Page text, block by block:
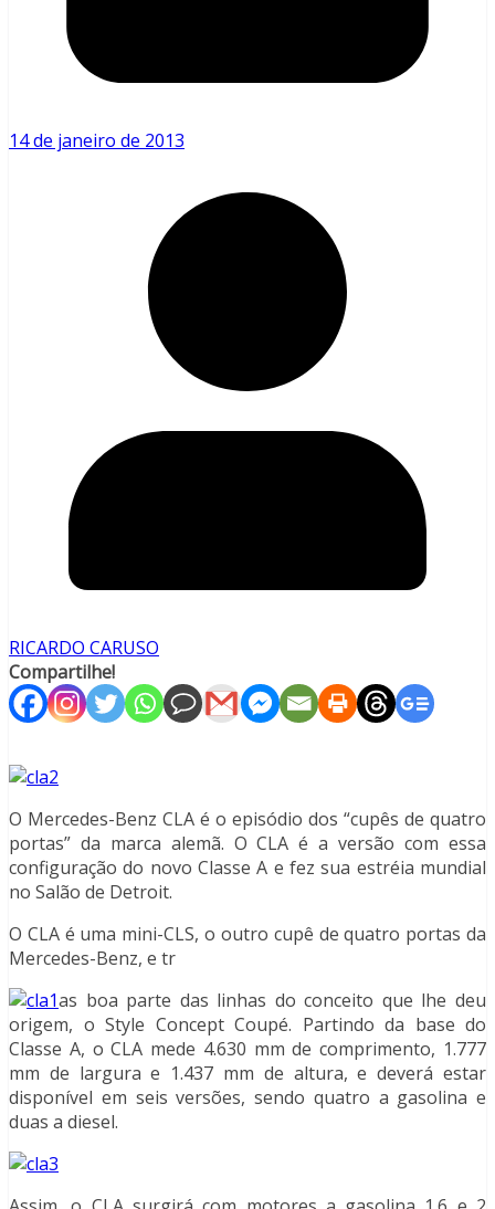
14 de janeiro de 2013
RICARDO CARUSO
Compartilhe!
O Mercedes-Benz CLA é o episódio dos “cupês de quatro
portas” da marca alemã. O CLA é a versão com essa
configuração do novo Classe A e fez sua estréia mundial
no Salão de Detroit.
O CLA é uma mini-CLS, o outro cupê de quatro portas da
Mercedes-Benz, e tr
as boa parte das linhas do conceito que lhe deu
origem, o Style Concept Coupé. Partindo da base do
Classe A, o CLA mede 4.630 mm de comprimento, 1.777
mm de largura e 1.437 mm de altura, e deverá estar
disponível em seis versões, sendo quatro a gasolina e
duas a diesel.